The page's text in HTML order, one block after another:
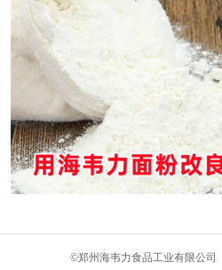
©郑州海韦力食品工业有限公司